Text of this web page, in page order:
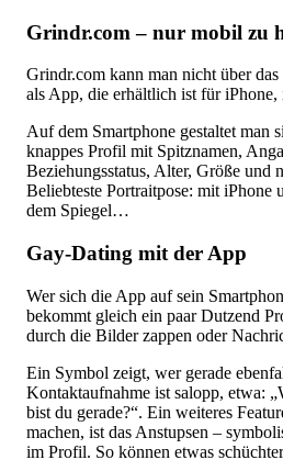
Grindr.com – nur mobil zu
Grindr.com kann man nicht über
als App, die erhältlich ist für
Auf dem Smartphone gestaltet man
knappes Profil mit Spitznamen,
Beziehungsstatus, Alter, Größe und
Beliebteste Portraitpose: mit iPhone
dem Spiegel…
Gay-Dating mit der App
Wer sich die App auf sein
bekommt gleich ein paar Dutzend
durch die Bilder zappen oder
Ein Symbol zeigt, wer gerade
Kontaktaufnahme ist salopp, etwa:
bist du gerade?“. Ein weiteres
machen, ist das Anstupsen –
im Profil. So können etwas